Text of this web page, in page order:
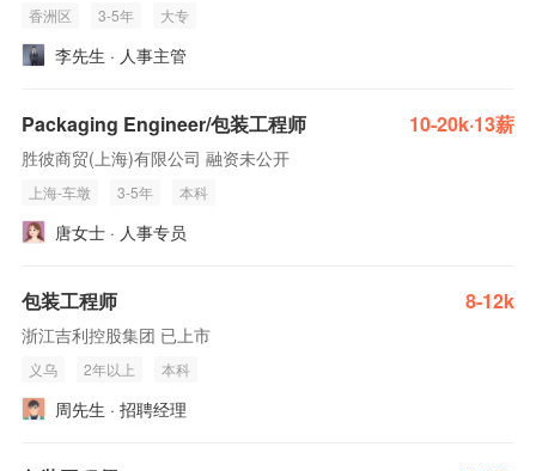
香洲区 3-5年 大专
李先生 · 人事主管
Packaging Engineer/包装工程师 10-20k·13薪
胜彼商贸(上海)有限公司 融资未公开
上海-车墩 3-5年 本科
唐女士 · 人事专员
包装工程师 8-12k
浙江吉利控股集团 已上市
义乌 2年以上 本科
周先生 · 招聘经理